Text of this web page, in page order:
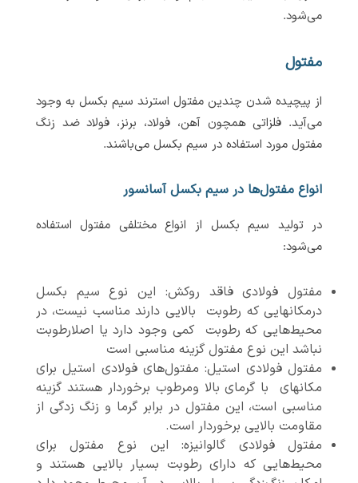
می‌شود.
مفتول
از پیچیده شدن چندین مفتول استرند سیم بکسل به وجود
می‌آید. فلزاتی همچون آهن، فولاد، برنز، فولاد ضد زنگ
مفتول مورد استفاده در سیم بکسل می‌باشند.
انواع مفتول‌ها در سیم بکسل آسانسور
در تولید سیم بکسل از انواع مختلفی مفتول استفاده
می‌شود:
مفتول فولادی فاقد روکش: این نوع سیم بکسل
درمکانهایی که رطوبت بالایی دارند مناسب نیست، در
محیط‌هایی که رطوبت کمی وجود دارد یا اصلارطوبت
نباشد این نوع مفتول گزینه مناسبی است
مفتول فولادی استیل: مفتول‌های فولادی استیل برای
مکانهای با گرمای بالا ومرطوب برخوردار هستند گزینه
مناسبی است، این مفتول در برابر گرما و زنگ ‌زدگی از
مقاومت بالایی برخوردار است.
مفتول فولادی گالوانیزه: این نوع مفتول برای
محیط‌هایی که دارای رطوبت بسیار بالایی هستند و